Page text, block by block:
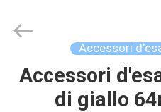
CASA
GEO-
ALLEN
Reserved.
Accessori
Accessori
di giallo